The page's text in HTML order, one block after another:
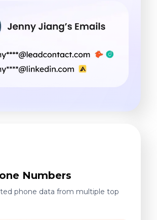
Numbers
phone data from multiple top